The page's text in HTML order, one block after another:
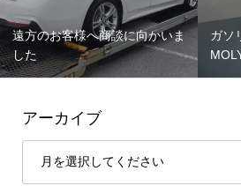
遠方のお客様へ商談に向かいま
した
ガソ
アーカイブ